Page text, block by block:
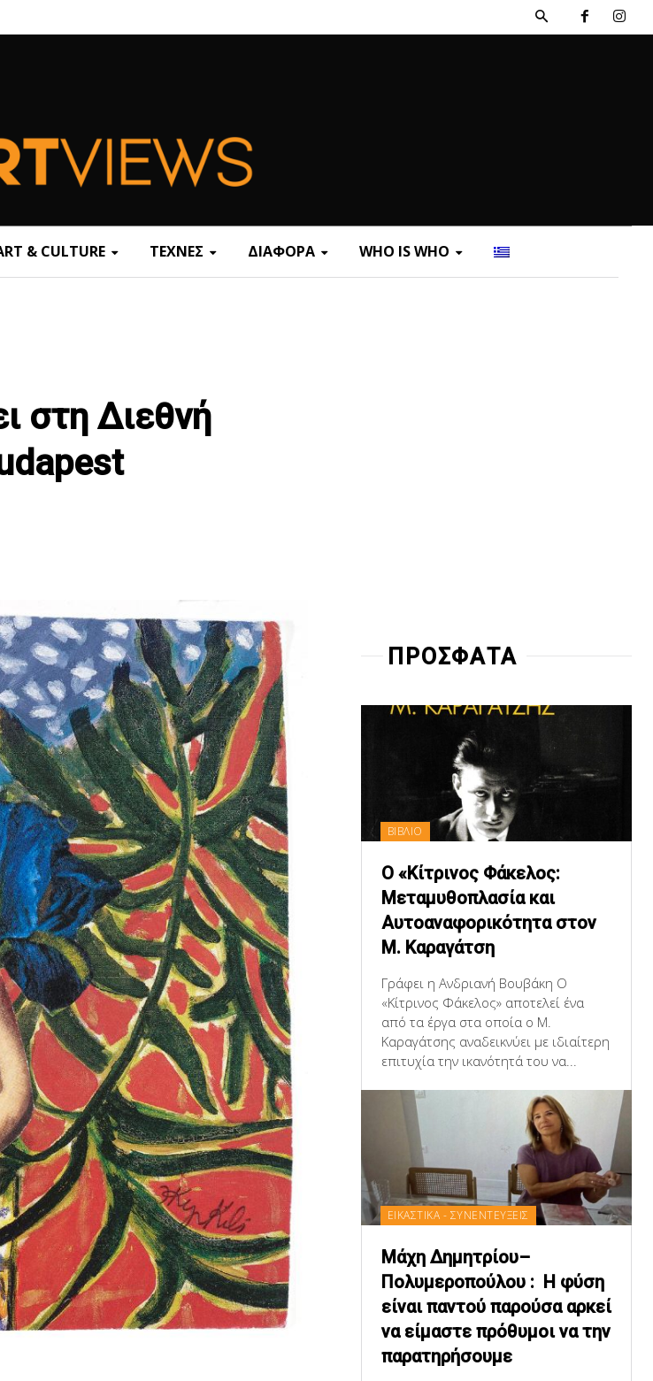
& CULTURE ΤΕΧΝΕΣ ΔΙΑΦΟΡΑ WHO IS WHO
στη Διεθνή
ΠΡΟΣΦΑΤΑ
ΒΙΒΛΙΟ
Ο «Κίτρινος Φάκελος:
Μεταμυθοπλασία και
Αυτοαναφορικότητα στον
Μ. Καραγάτση
Γράφει η Ανδριανή Βουβάκη Ο
«Κίτρινος Φάκελος» αποτελεί ένα
από τα έργα στα οποία ο Μ.
Καραγάτσης αναδεικνύει με ιδιαίτερη
επιτυχία την ικανότητά του να...
ΕΙΚΑΣΤΙΚΑ - ΣΥΝΕΝΤΕΥΞΕΙΣ
Μάχη Δημητρίου–
Πολυμεροπούλου : Η φύση
είναι παντού παρούσα αρκεί
να είμαστε πρόθυμοι να την
παρατηρήσουμε